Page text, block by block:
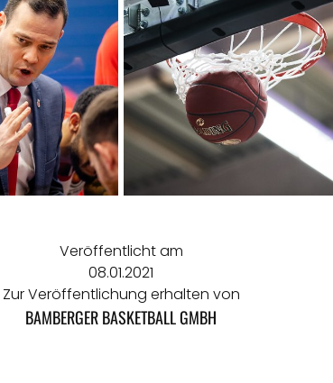
Veröffentlicht am
08.01.2021
Zur Veröffentlichung erhalten von
BAMBERGER BASKETBALL GMBH